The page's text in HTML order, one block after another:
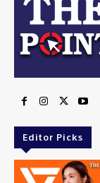
Editor Picks